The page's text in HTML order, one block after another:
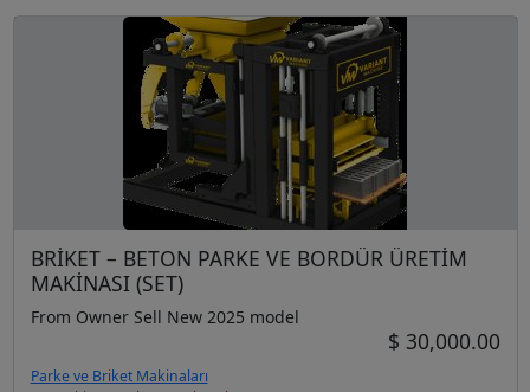
BRİKET – BETON PARKE VE BORDÜR ÜRETİM
MAKİNASI (SET)
From Owner Sell New 2025 model
$ 30,000.00
Parke ve Briket Makinaları